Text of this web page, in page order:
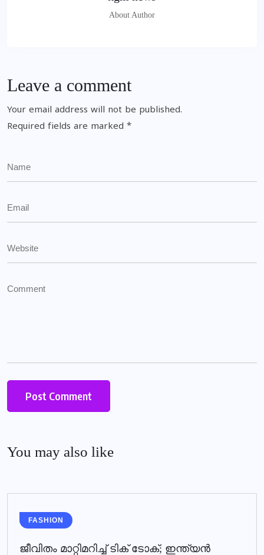
About Author
Leave a comment
Your email address will not be published.
Required fields are marked *
You may also like
FASHION
ജീവിതം മാറ്റിമറിച്ച് ടിക് ടോക്; ഇന്ത്യന്‍